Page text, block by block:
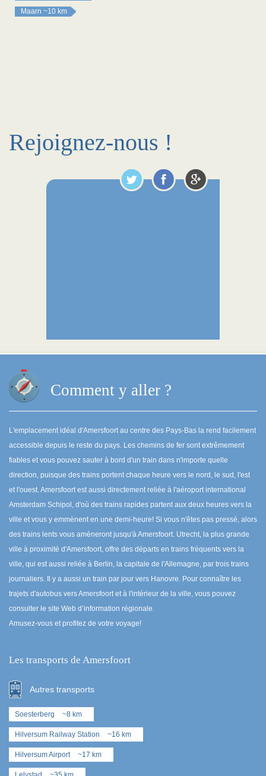
Maarn ~10 km
Rejoignez-nous !
Comment y aller ?
L'emplacement idéal d'Amersfoort au centre des Pays-Bas la rend facilement
accessible depuis le reste du pays. Les chemins de fer sont extrêmement
fiables et vous pouvez sauter à bord d'un train dans n'importe quelle
direction, puisque des trains portent chaque heure vers le nord, le sud, l'est
et l'ouest. Amersfoort est aussi directement reliée à l'aéroport international
Amsterdam Schipol, d'où des trains rapides partent aux deux heures vers la
ville et vous y emmènent en une demi-heure! Si vous n'êtes pas pressé, alors
des trains lents vous amèneront jusqu'à Amersfoort. Utrecht, la plus grande
ville à proximité d'Amersfoort, offre des départs en trains fréquents vers la
ville, qui est aussi reliée à Berlin, la capitale de l'Allemagne, par trois trains
journaliers. Il y a aussi un train par jour vers Hanovre. Pour connaître les
trajets d'autobus vers Amersfoort et à l'intérieur de la ville, vous pouvez
consulter le site Web d’information régionale.
Amusez-vous et profitez de votre voyage!
Les transports de Amersfoort
Autres transports
Soesterberg ~8 km
Hilversum Railway Station ~16 km
Hilversum Airport ~17 km